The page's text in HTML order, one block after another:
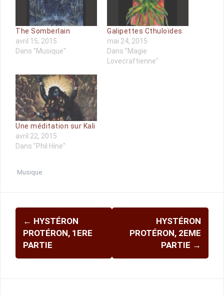
The Somberlain
avril 15, 2015
Dans "Musique"
Galipettes Cthuloïdes
mai 24, 2015
Dans "Magie
Lovecraftienne"
Une méditation sur Kali
avril 22, 2015
Dans "Phil Hine"
Musique
Navigation
d'article
← HYSTÉRON
PROTÉRON, 1ERE
PARTIE
HYSTÉRON
PROTÉRON, 2EME
PARTIE →